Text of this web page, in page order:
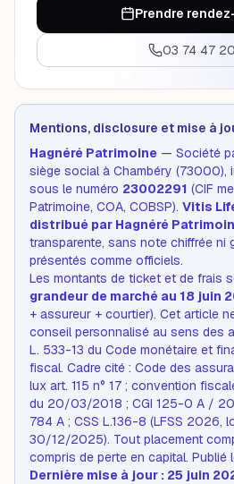
Prendre
03 74 47
Mentions, disclosure et mise à
Hagnéré Patrimoine — Société
siège social à Chambéry (73000),
sous le numéro 23002291 (CIF
Patrimoine, COA, COBSP). Vitis
distribué par Hagnéré
transparente, sans note chiffrée ni
présentés comme officiels.
Les montants de ticket et de frais
grandeur de marché au 18 juin
+ assureur + courtier). Cet article
conseil personnalisé au sens des
L. 533-13 du Code monétaire et
fiscal. Cadre cité : Code des
lux art. 115 n° 17 ; convention
du 20/03/2018 ; CGI 125-0 A /
784 A ; CSS L.136-8 (LFSS 2026,
30/12/2025). Tout placement
compris de perte en capital. Publié
Dernière mise à jour : 25 juin